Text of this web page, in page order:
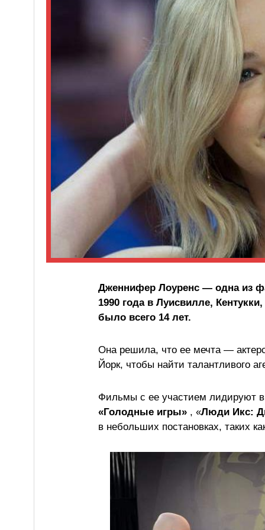
Дженнифер Лоуренс — одна из
1990 года в Луисвилле,
было всего 14 лет.
Она решила, что ее мечта —
Йорк, чтобы найти талантливого
Фильмы с ее участием лидируют
«Голодные игры», «Люди Икс:
в небольших постановках, таких